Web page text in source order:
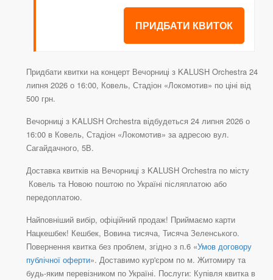
ПРИДБАТИ КВИТОК
Придбати квитки на концерт Вечорниці з KALUSH Orchestra 24
липня 2026 о 16:00, Ковель, Стадіон «Локомотив» по ціні від
500 грн.
Вечорниці з KALUSH Orchestra відбудеться 24 липня 2026 о
16:00 в Ковель, Стадіон «Локомотив» за адресою вул.
Сагайдачного, 5В.
Доставка квитків на Вечорниці з KALUSH Orchestra по місту
Ковель та Новою поштою по Україні післяплатою або
передоплатою.
Найповніший вибір, офіційний продаж! Приймаємо карти
Нацкешбек! Кешбек, Вовина тисяча, Тисяча Зеленського.
Повернення квитка без проблем, згідно з п.6 «Умов договору
публічної оферти». Доставимо кур'єром по м. Житомиру та
будь-яким перевізником по Україні. Послуги: Купівля квитка в